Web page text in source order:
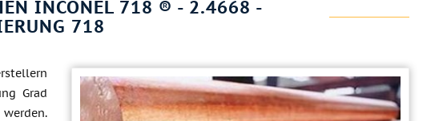
INCONEL 718 ® - 2.4668 -
718
Grad